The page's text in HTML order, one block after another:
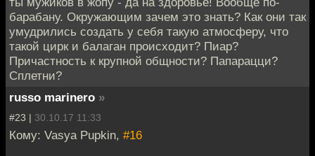
барабану. Окружающим зачем это знать? Как они так
умудрились создать у себя такую атмосферу, что
такой цирк и балаган происходит? Пиар?
Причастность к крупной общности? Папарацци?
Сплетни?
russo marinero »
#23 | 30.10.17 11:33
Кому: Vasya Pupkin, #16